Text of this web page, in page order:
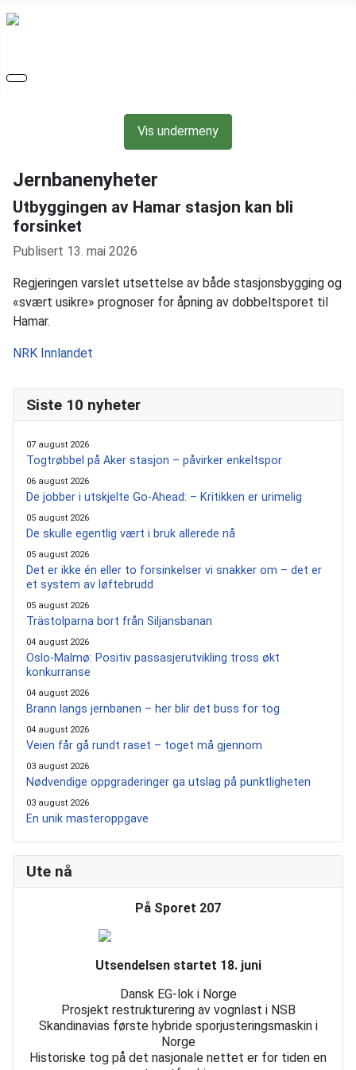
Vis undermeny
Jernbanenyheter
Utbyggingen av Hamar stasjon kan bli
forsinket
Publisert 13. mai 2026
Regjeringen varslet utsettelse av både stasjons­bygging og
«svært usikre» prognoser for åpning av dobbeltsporet til
Hamar.
NRK Innlandet
Siste 10 nyheter
07 august 2026
Togtrøbbel på Aker stasjon – påvirker enkeltspor
06 august 2026
De jobber i utskjelte Go-Ahead: – Kritikken er urimelig
05 august 2026
De skulle egentlig vært i bruk allerede nå
05 august 2026
Det er ikke én eller to forsinkelser vi snakker om – det er
et system av løftebrudd
05 august 2026
Trästolparna bort från Siljansbanan
04 august 2026
Oslo-Malmø: Positiv passasjerutvikling tross økt
konkurranse
04 august 2026
Brann langs jernbanen – her blir det buss for tog
04 august 2026
Veien får gå rundt raset – toget må gjennom
03 august 2026
Nødvendige oppgraderinger ga utslag på punktligheten
03 august 2026
En unik masteroppgave
Ute nå
På Sporet 207
Utsendelsen startet 18. juni
Dansk EG-lok i Norge
Prosjekt restrukturering av vognlast i NSB
Skandinavias første hybride sporjusteringsmaskin i
Norge
Historiske tog på det nasjonale nettet er for tiden en